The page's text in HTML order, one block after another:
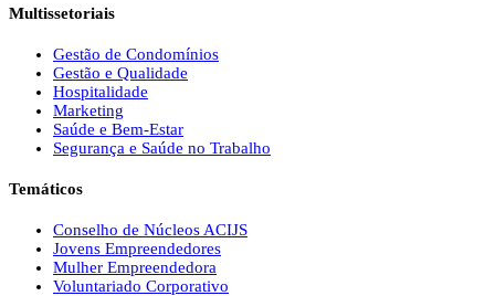
Multissetoriais
Gestão de Condomínios
Gestão e Qualidade
Hospitalidade
Marketing
Saúde e Bem-Estar
Segurança e Saúde no Trabalho
Temáticos
Conselho de Núcleos ACIJS
Jovens Empreendedores
Mulher Empreendedora
Voluntariado Corporativo